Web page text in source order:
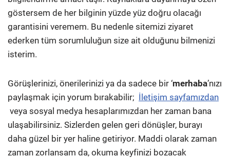
göstersem de her bilginin yüzde yüz doğru olacağı
garantisini veremem. Bu nedenle sitemizi ziyaret
ederken tüm sorumluluğun size ait olduğunu bilmenizi
isterim.
Görüşlerinizi, önerilerinizi ya da sadece bir ‘merhaba’nızı
paylaşmak için yorum bırakabilir; İletişim sayfamızdan
veya sosyal medya hesaplarımızdan her zaman bana
ulaşabilirsiniz. Sizlerden gelen geri dönüşler, burayı
daha güzel bir yer haline getiriyor. Maddi olarak zaman
zaman zorlansam da, okuma keyfinizi bozacak